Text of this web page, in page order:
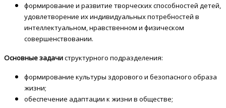
формирование и развитие творческих способностей детей,
удовлетворение их индивидуальных потребностей в
интеллектуальном, нравственном и физическом
совершенствовании.
Основные задачиструктурного подразделения:
формирование культуры здорового и безопасного образа
жизни;
обеспечение адаптации к жизни в обществе;